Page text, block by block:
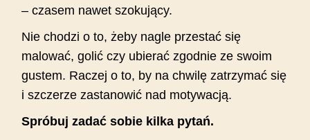
– czasem nawet szokujący.
Nie chodzi o to, żeby nagle przestać się
malować, golić czy ubierać zgodnie ze swoim
gustem. Raczej o to, by na chwilę zatrzymać się
i szczerze zastanowić nad motywacją.
Spróbuj zadać sobie kilka pytań.